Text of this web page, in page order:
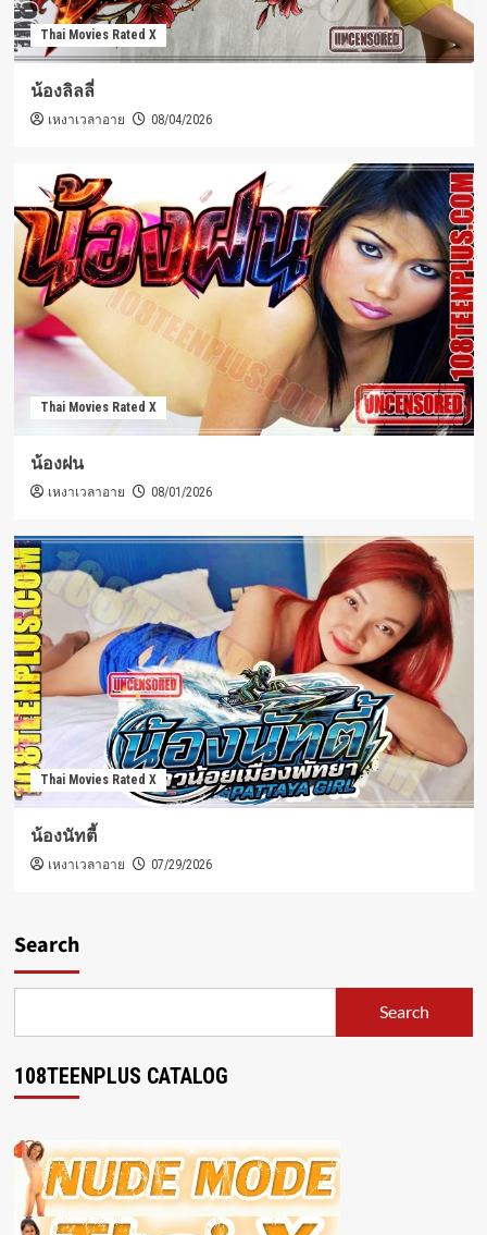
Thai Movies Rated X
น้องลิลลี่
เหงาเวลาอาย 08/04/2026
Thai Movies Rated X
น้องฝน
เหงาเวลาอาย 08/01/2026
Thai Movies Rated X
น้องนัทตี้
เหงาเวลาอาย 07/29/2026
Search
Search
108TEENPLUS CATALOG